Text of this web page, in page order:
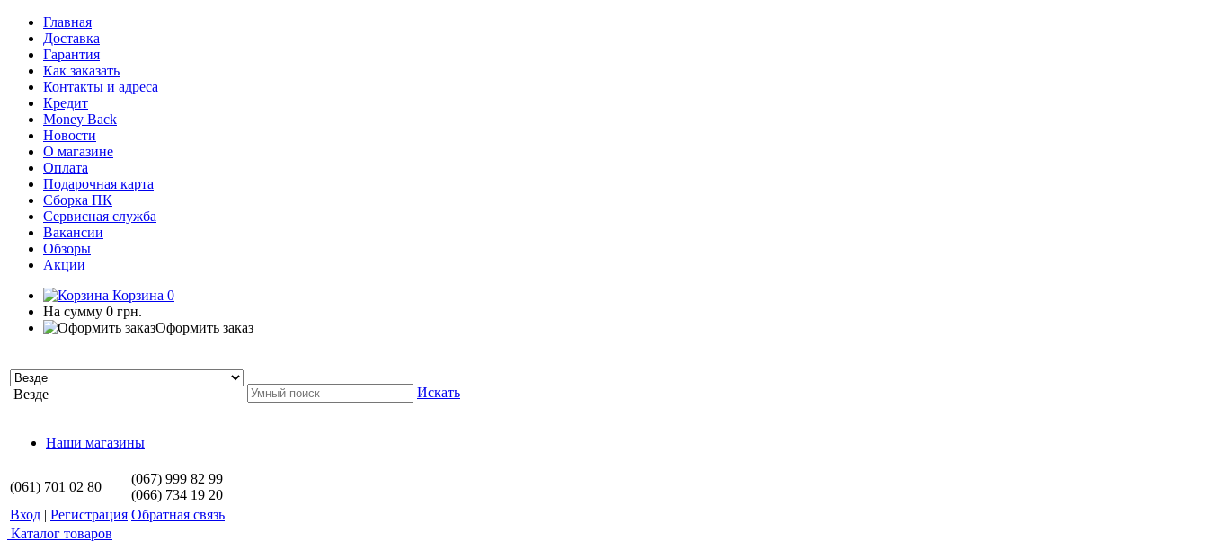
Главная
Доставка
Гарантия
Как заказать
Контакты и адреса
Кредит
Money Back
Новости
О магазине
Оплата
Подарочная карта
Сборка ПК
Сервисная служба
Вакансии
Обзоры
Акции
Корзина 0
На сумму 0 грн.
Оформить заказ
Везде Искать
Наши магазины
(061) 701 02 80
(067) 999 82 99
(066) 734 19 20
Вход | Регистрация Обратная связь
Каталог товаров